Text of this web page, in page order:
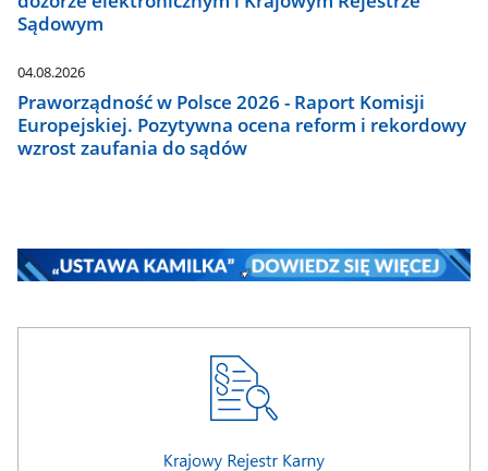
Sądowym
04.08.2026
Praworządność w Polsce 2026 - Raport Komisji
Europejskiej. Pozytywna ocena reform i rekordowy
wzrost zaufania do sądów